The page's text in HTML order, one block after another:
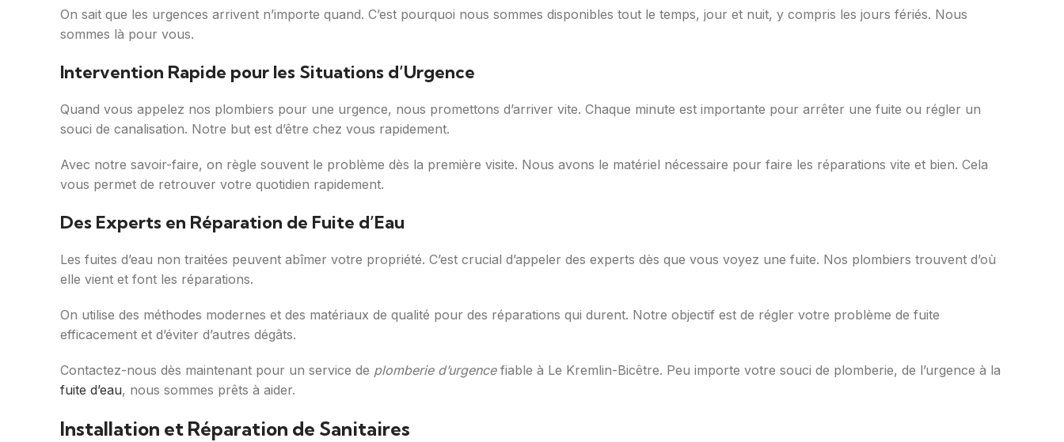
On sait que les urgences arrivent n’importe quand. C’est pourquoi nous sommes disponibles tout le temps, jour et nuit, y compris les jours fériés. Nous
sommes là pour vous.
Intervention Rapide pour les Situations d’Urgence
Quand vous appelez nos plombiers pour une urgence, nous promettons d’arriver vite. Chaque minute est importante pour arrêter une fuite ou régler un
souci de canalisation. Notre but est d’être chez vous rapidement.
Avec notre savoir-faire, on règle souvent le problème dès la première visite. Nous avons le matériel nécessaire pour faire les réparations vite et bien. Cela
vous permet de retrouver votre quotidien rapidement.
Des Experts en Réparation de Fuite d’Eau
Les fuites d’eau non traitées peuvent abîmer votre propriété. C’est crucial d’appeler des experts dès que vous voyez une fuite. Nos plombiers trouvent d’où
elle vient et font les réparations.
On utilise des méthodes modernes et des matériaux de qualité pour des réparations qui durent. Notre objectif est de régler votre problème de fuite
efficacement et d’éviter d’autres dégâts.
Contactez-nous dès maintenant pour un service de plomberie d’urgencefiable à Le Kremlin-Bicêtre. Peu importe votre souci de plomberie, de l’urgence à la
fuite d’eau, nous sommes prêts à aider.
Installation et Réparation de Sanitaires